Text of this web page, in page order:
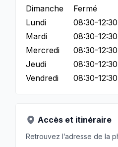
Dimanche
Fermé
Lundi
08:30-
Mardi
08:30-
Mercredi
08:30-
Jeudi
08:30-
Vendredi
08:30-
Accès et itinéraire
Retrouvez l’adresse de la